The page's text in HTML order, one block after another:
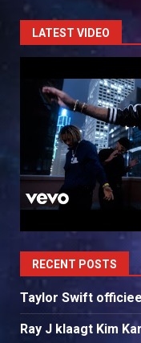
LATEST VIDEO
RECENT POSTS
Taylor Swift
Ray J klaagt Kim